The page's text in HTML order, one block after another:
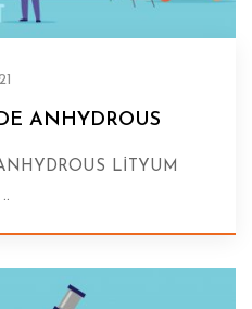
ANHYDROUS
LİTYUM